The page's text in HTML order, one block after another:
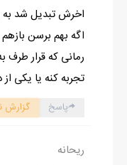
دستی رو چیدیم...
درحال فروش زیور آلات
خاصیت یکیشون که
حال بهم زن گفت:
_جـون بخورمت.
حالا با کدوممون بود
اخرش تبدیل شد
اگه بهم برسن بازهم
رمانی که قرار
تجربه کنه یا یکی
پاسخ گزارش
ریحانه